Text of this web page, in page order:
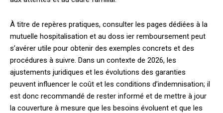
À titre de repères pratiques, consulter les pages dédiées à la
mutuelle hospitalisation et au doss ier remboursement peut
s’avérer utile pour obtenir des exemples concrets et des
procédures à suivre. Dans un contexte de 2026, les
ajustements juridiques et les évolutions des garanties
peuvent influencer le coût et les conditions d’indemnisation; il
est donc recommandé de rester informé et de mettre à jour
la couverture à mesure que les besoins évoluent et que les